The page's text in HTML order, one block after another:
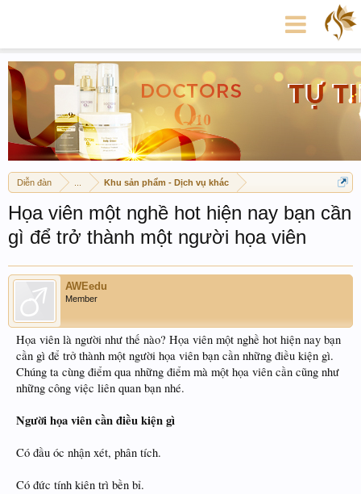
Diễn đàn Khu sản phẩm - Dịch vụ khác
Họa viên một nghề hot hiện nay bạn cần
gì để trở thành một người họa viên
AWEedu
Member
Họa viên là người như thế nào? Họa viên một nghề hot hiện nay bạn
cần gì để trở thành một người họa viên bạn cần những điều kiện gì.
Chúng ta cùng điểm qua những điểm mà một họa viên cần cũng như
những công việc liên quan bạn nhé.
Người họa viên cần điều kiện gì
Có đầu óc nhận xét, phân tích.
Có đức tính kiên trì bền bỉ.